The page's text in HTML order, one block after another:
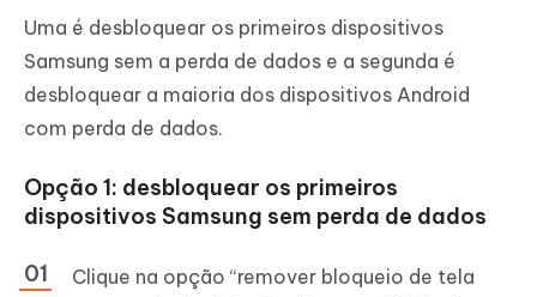
Uma é desbloquear os primeiros dispositivos
Samsung sem a perda de dados e a segunda é
desbloquear a maioria dos dispositivos Android
com perda de dados.
Opção 1: desbloquear os primeiros
dispositivos Samsung sem perda de dados
Clique na opção “remover bloqueio de tela